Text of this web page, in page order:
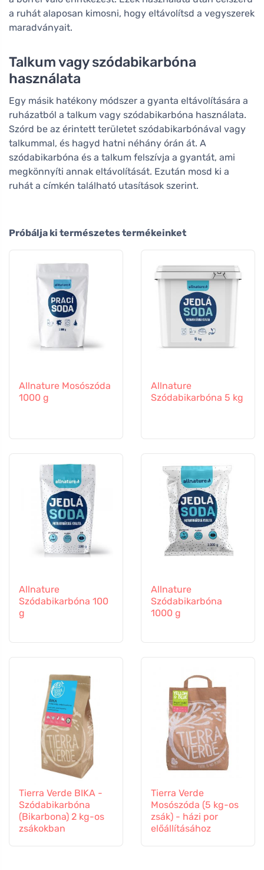
a ruhát alaposan kimosni, hogy eltávolítsd a vegyszerek
maradványait.
Talkum vagy szódabikarbóna
használata
Egy másik hatékony módszer a gyanta eltávolítására a
ruházatból a talkum vagy szódabikarbóna használata.
Szórd be az érintett területet szódabikarbónával vagy
talkummal, és hagyd hatni néhány órán át. A
szódabikarbóna és a talkum felszívja a gyantát, ami
megkönnyíti annak eltávolítását. Ezután mosd ki a
ruhát a címkén található utasítások szerint.
Próbálja ki természetes termékeinket
Allnature Mosószóda
1000 g
Allnature
Szódabikarbóna 5 kg
Allnature
Szódabikarbóna 100
g
Allnature
Szódabikarbóna
1000 g
Tierra Verde BIKA -
Szódabikarbóna
(Bikarbona) 2 kg-os
zsákokban
Tierra Verde
Mosószóda (5 kg-os
zsák) - házi por
előállításához